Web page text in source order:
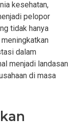
kesehatan,
pelopor
tidak hanya
dalam
menjadi landasan
di masa